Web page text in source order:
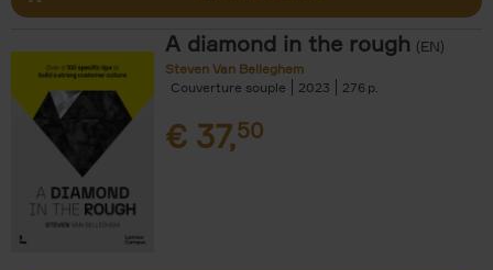
A diamond in the rough (EN)
Steven Van Belleghem
Couverture souple
2023 276
€ 37,50